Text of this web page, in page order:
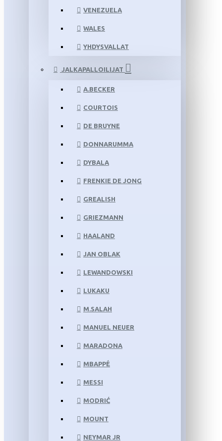
VENEZUELA
WALES
YHDYSVALLAT
JALKAPALLOILIJAT
A.BECKER
COURTOIS
DE BRUYNE
DONNARUMMA
DYBALA
FRENKIE DE JONG
GREALISH
GRIEZMANN
HAALAND
JAN OBLAK
LEWANDOWSKI
LUKAKU
M.SALAH
MANUEL NEUER
MARADONA
MBAPPÉ
MESSI
MODRIĆ
MOUNT
NEYMAR JR